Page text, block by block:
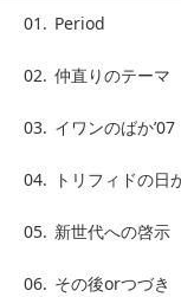
01. Period
02. 仲直りのテーマ
03. イワンのばか’07
04. トリフィドの日
05. 新世代への啓示
06. その後orつづき